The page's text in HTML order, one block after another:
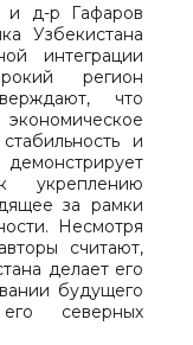
и д-р Гафаров
Узбекистана
интеграции
регион
что
и
укреплению
за рамки
Несмотря
считают,
делает его
будущего
северных